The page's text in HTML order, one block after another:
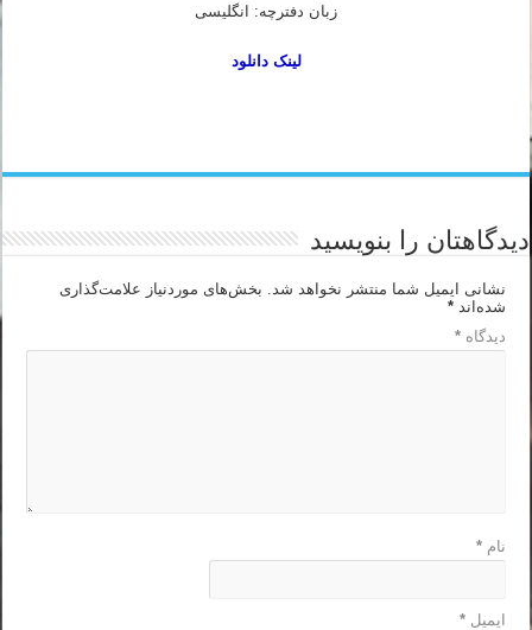
زبان دفترچه: انگلیسی
لینک دانلود
دیدگاهتان را بنویسید
نشانی ایمیل شما منتشر نخواهد شد.
بخش‌های موردنیاز علامت‌گذاری
شده‌اند*
دیدگاه*
نام*
ایمیل*